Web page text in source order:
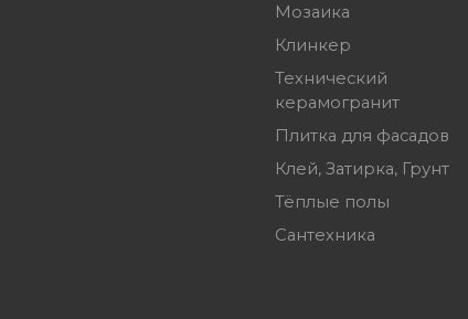
Мозаика
Клинкер
Технический
керамогранит
Плитка для фасадов
Клей, Затирка, Грунт
Тёплые полы
Сантехника